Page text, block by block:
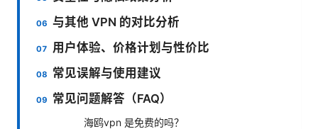
与其他 VPN 的对比分析
用户体验、价格计划与性价比
常见误解与使用建议
常见问题解答（FAQ）
海鸥vpn 是免费的吗？